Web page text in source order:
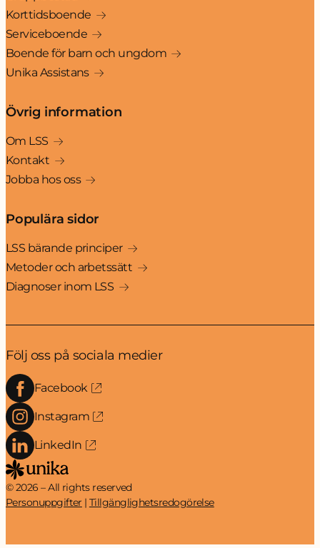
Korttidsboende
Serviceboende
Boende för barn och ungdom
Unika Assistans
Övrig information
Om LSS
Kontakt
Jobba hos oss
Populära sidor
LSS bärande principer
Metoder och arbetssätt
Diagnoser inom LSS
Följ oss på sociala medier
Facebook
Instagram
LinkedIn
© 2026 – All rights reserved
Personuppgifter
Tillgänglighetsredogörelse